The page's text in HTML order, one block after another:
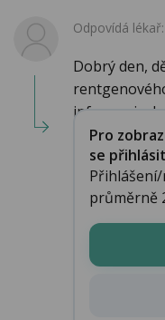
Odpovídá lékař:
Dobrý den,
informaci, ale
Pro
se
průměrně